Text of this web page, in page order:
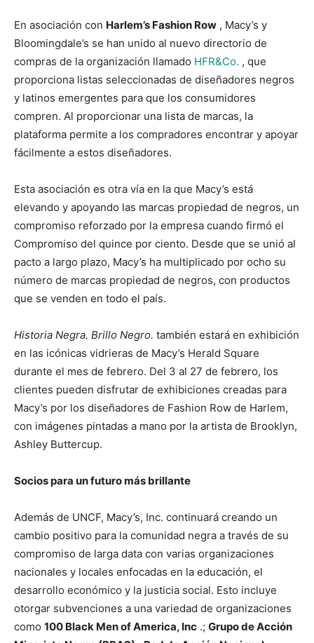
En asociación con Harlem’s Fashion Row , Macy’s y
Bloomingdale’s se han unido al nuevo directorio de
compras de la organización llamado HFR&Co. , que
proporciona listas seleccionadas de diseñadores negros
y latinos emergentes para que los consumidores
compren. Al proporcionar una lista de marcas, la
plataforma permite a los compradores encontrar y apoyar
fácilmente a estos diseñadores.
Esta asociación es otra vía en la que Macy’s está
elevando y apoyando las marcas propiedad de negros, un
compromiso reforzado por la empresa cuando firmó el
Compromiso del quince por ciento. Desde que se unió al
pacto a largo plazo, Macy’s ha multiplicado por ocho su
número de marcas propiedad de negros, con productos
que se venden en todo el país.
Historia Negra. Brillo Negro. también estará en exhibición
en las icónicas vidrieras de Macy’s Herald Square
durante el mes de febrero. Del 3 al 27 de febrero, los
clientes pueden disfrutar de exhibiciones creadas para
Macy’s por los diseñadores de Fashion Row de Harlem,
con imágenes pintadas a mano por la artista de Brooklyn,
Ashley Buttercup.
Socios para un futuro más brillante
Además de UNCF, Macy’s, Inc. continuará creando un
cambio positivo para la comunidad negra a través de su
compromiso de larga data con varias organizaciones
nacionales y locales enfocadas en la educación, el
desarrollo económico y la justicia social. Esto incluye
otorgar subvenciones a una variedad de organizaciones
como 100 Black Men of America, Inc .; Grupo de Acción